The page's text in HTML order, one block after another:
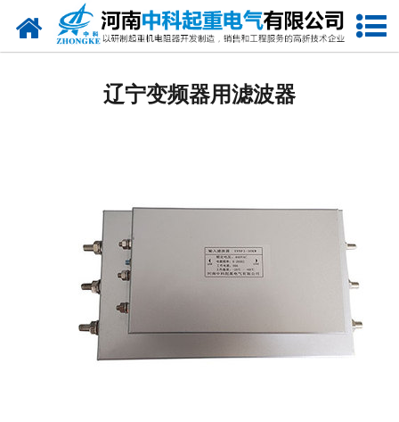
网站首页
辽宁电控柜
辽宁联动控制台
辽宁频敏变阻器
辽宁变频器用滤波器